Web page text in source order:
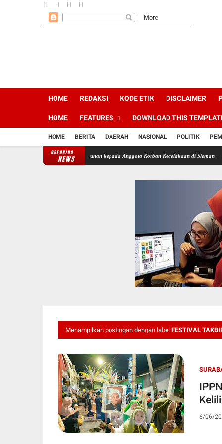
HOME REDAKSI KODE ETIK DISCLAIMER
HOME FEATURES DOWNLOAD THIS
HOME BERITA DAERAH NASIONAL POLITIK
BREAKING
NEWS
Sembako dan Santunan kepada Anggota Korban Kecelakaan di Sleman
Menampilkan postingan dengan label FESTIVAL
6/06/